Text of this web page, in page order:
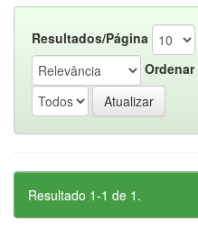
Resultados/Página
Ordenar
Resultado 1-1 de 1.